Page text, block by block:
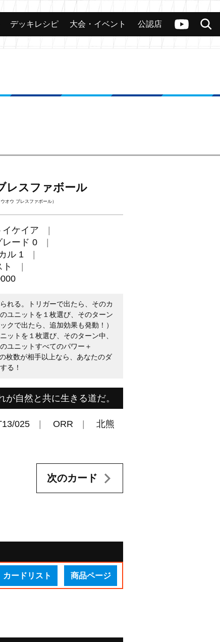
ヴァンガードch
検索
カード 大会 公認店舗 その他
デッキレシピ 大会・イベント 公認店
レスファボール
オウ ブレスファボール）
イケイア
レード 0
ル 1
れる。トリガーで出たら、そのカ
ユニットを１枚選び、そのターン
クで出たら、追加効果も発動！）
ットを１枚選び、そのターン中、
ユニットすべてのパワー＋
枚数が相手以上なら、あなたのダ
る！
自然と共に生きる道だ。
025 ORR 北熊
次のカード
カードリスト 商品ページ